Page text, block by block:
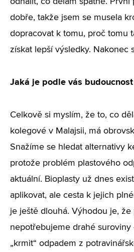
dobře, takže jsem se musela
dopracovat k tomu, proč tomu
získat lepší výsledky. Nakonec
Jaká je podle vás
Celkově si myslím, že to, co
kolegové v Malajsii, má
Snažíme se hledat alternativy
protože problém plastového
aktuální. Bioplasty už dnes
aplikovat, ale cesta k jejich
je ještě dlouhá. Výhodou je,
nepotřebujeme drahé
„krmit“ odpadem z